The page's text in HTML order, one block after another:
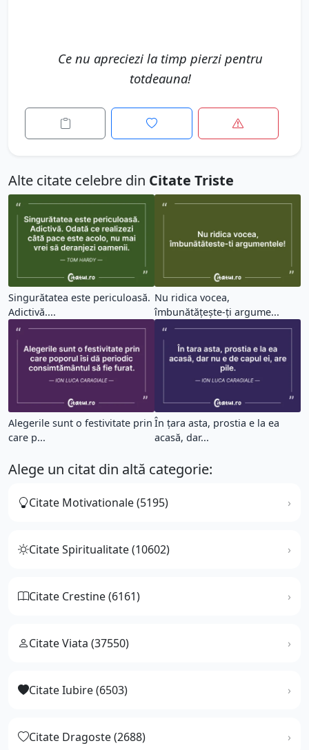
Ce nu apreciezi la timp pierzi pentru
totdeauna!
Alte citate celebre din Citate Triste
Singurătatea este periculoasă.
Adictivă....
Nu ridica vocea,
îmbunătățește-ți argume...
Alegerile sunt o festivitate prin
care p...
În țara asta, prostia e la ea
acasă, dar...
Alege un citat din altă categorie:
Citate Motivationale (5195)
Citate Spiritualitate (10602)
Citate Crestine (6161)
Citate Viata (37550)
Citate Iubire (6503)
Citate Dragoste (2688)